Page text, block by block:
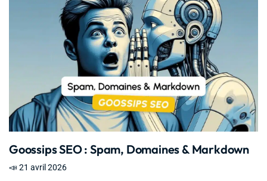
Goossips SEO : Spam, Domaines & Markdown
📣 21 avril 2026